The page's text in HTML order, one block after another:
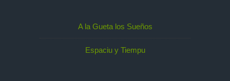
A la Gueta los Sueños
Espaciu y Tiempu